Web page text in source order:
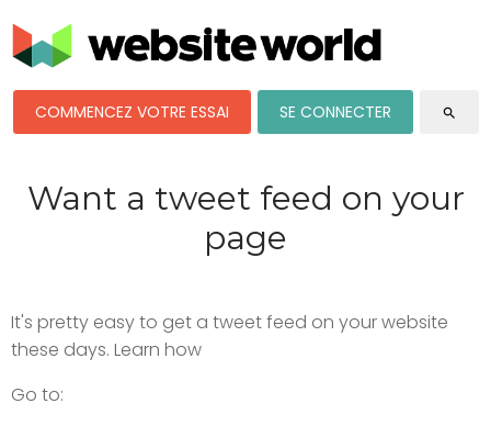
COMMENCEZ VOTRE ESSAI SE CONNECTER search
Want a tweet feed on your
page
It's pretty easy to get a tweet feed on your website
these days. Learn how
Go to: